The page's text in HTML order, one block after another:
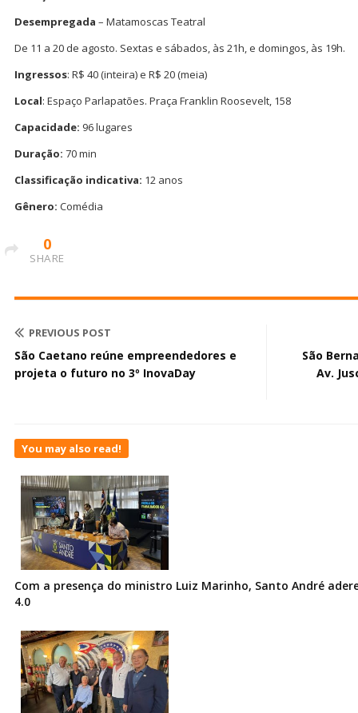
Desempregada – Matamoscas Teatral
De 11 a 20 de agosto. Sextas e sábados, às 21h, e domingos, às 19h.
Ingressos: R$ 40 (inteira) e R$ 20 (meia)
Local: Espaço Parlapatões. Praça Franklin Roosevelt, 158
Capacidade: 96 lugares
Duração: 70 min
Classificação indicativa: 12 anos
Gênero: Comédia
0
SHARE
PREVIOUS POST
São Caetano reúne empreendedores e
projeta o futuro no 3º InovaDay
São
Av.
You may also read!
Com a presença do ministro Luiz Marinho, Santo André
4.0